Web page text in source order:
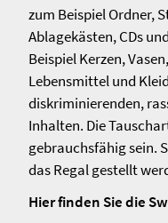
zum Beispiel Ordner,
Ablagekästen, CDs
Beispiel Kerzen,
Lebensmittel und
diskriminierenden,
Inhalten. Die
gebrauchsfähig sein.
das Regal gestellt
Hier finden Sie die